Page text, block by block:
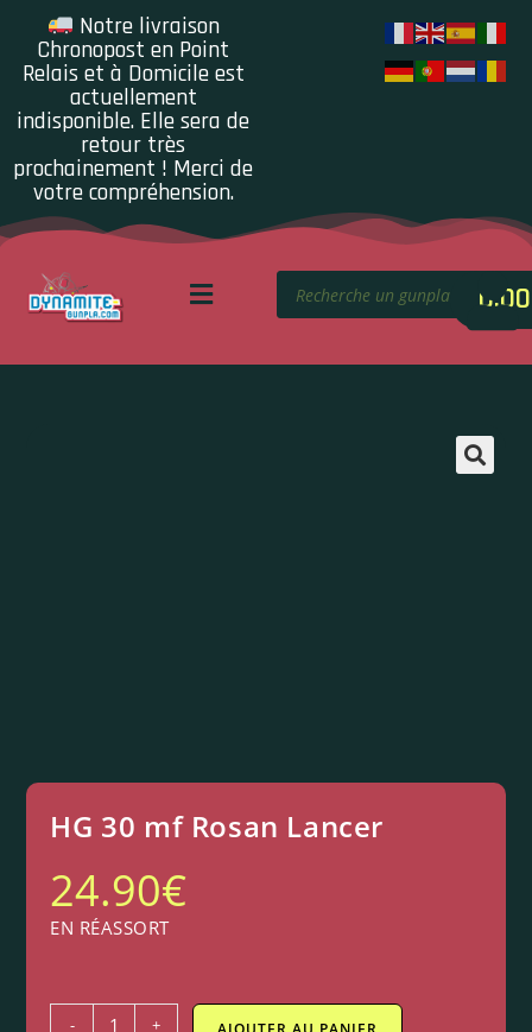
Notre livraison
Chronopost en Point
Relais et à Domicile est
actuellement
indisponible. Elle sera de
retour très
prochainement ! Merci de
votre compréhension.
0.00
HG 30 mf Rosan Lancer
24.90€
EN RÉASSORT
- +